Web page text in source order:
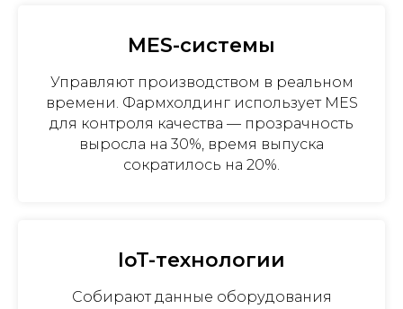
MES-системы
Управляют производством в реальном
времени. Фармхолдинг использует MES
для контроля качества — прозрачность
выросла на 30%, время выпуска
сократилось на 20%.
IoT-технологии
Собирают данные оборудования